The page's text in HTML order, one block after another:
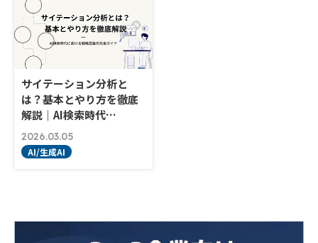
サイテーション分析と
は？基本とやり方を徹底
解説｜AI検索時代…
2026.03.05
AI/生成AI